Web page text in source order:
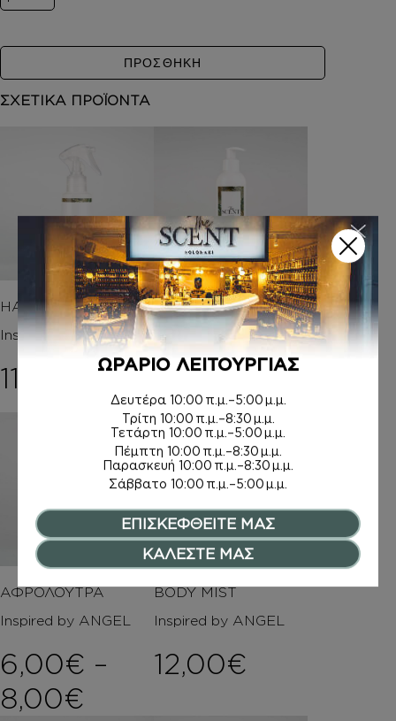
ΠΡΟΣΘΗΚΗ
ΣΧΕΤΙΚΑ ΠΡΟΪΟΝΤΑ
HAIR MIST
Inspired by ANGEL
11,00
ΚΡΕΜΑ ΣΩΜΑΤΟΣ Μ
Ε argan oil
Inspired by ANGEL
14,00€
ΑΦΡΟΛΟΥΤΡΑ
Inspired by ANGEL
6,00€ –
8,00€
BODY MIST
Inspired by ANGEL
12,00€
ΩΡΑΡΙΟ ΛΕΙΤΟΥΡΓΙΑΣ
Δευτέρα 10:00 π.μ.–5:00 μ.μ.
Τρίτη 10:00 π.μ.–8:30 μ.μ.
Τετάρτη 10:00 π.μ.–5:00 μ.μ.
Πέμπτη 10:00 π.μ.–8:30 μ.μ.
Παρασκευή 10:00 π.μ.–8:30 μ.μ.
Σάββατο 10:00 π.μ.–5:00 μ.μ.
ΕΠΙΣΚΕΦΘΕΙΤΕ ΜΑΣ
ΚΑΛΕΣΤΕ ΜΑΣ